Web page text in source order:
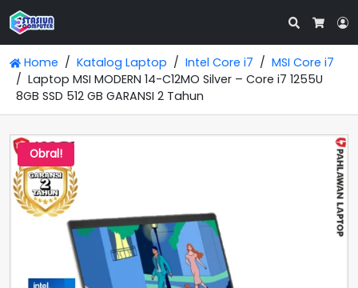
Search
Home Katalog Laptop Intel Core i7
MSI Core i7
Laptop MSI MODERN 14-C12MO Silver – Core i7 1255U
8GB SSD 512 GB GARANSI 2 Tahun
Obral!